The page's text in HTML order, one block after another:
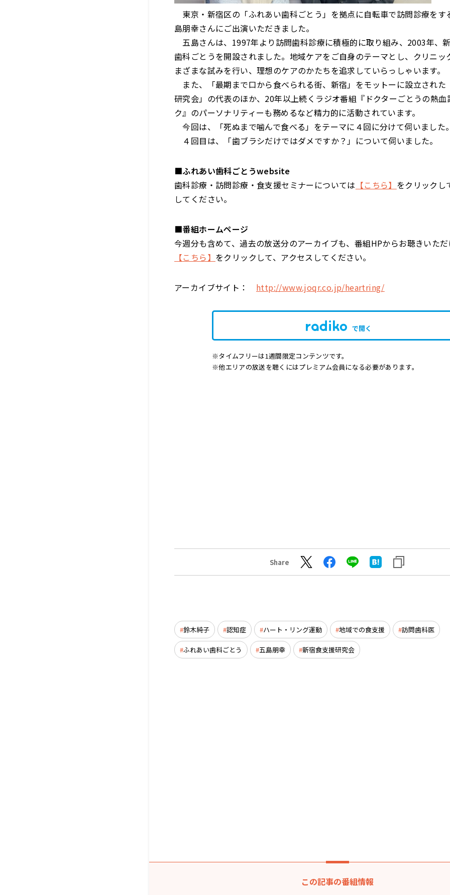
東京・新宿区の「ふれあい歯科ごとう」を拠点に自転車で訪問診療をす
島朋幸さんにご出演いただきました。
五島さんは、1997年より訪問歯科診療に積極的に取り組み、2003年、
歯科ごとうを開設されました。地域ケアをご自身のテーマとし、クリニッ
まざまな試みを行い、理想のケアのかたちを追求していらっしゃいます。
また、「最期まで口から食べられる街、新宿」をモットーに設立された
研究会」の代表のほか、20年以上続くラジオ番組『ドクターごとうの熱血
ク』のパーソナリティーも務めるなど精力的に活動されています。
今回は、「死ぬまで噛んで食べる」をテーマに４回に分けて伺いました
４回目は、「歯ブラシだけではダメですか？」について伺いました。
■ふれあい歯科ごとうwebsite
歯科診療・訪問診療・食支援セミナーについては 【こちら】 をクリックし
してください。
■番組ホームページ
今週分も含めて、過去の放送分のアーカイブも、番組HPからお聴きいた
【こちら】 をクリックして、アクセスしてください。
アーカイブサイト： http://www.joqr.co.jp/heartring/
で開く
※タイムフリーは1週間限定コンテンツです。
※他エリアの放送を聴くにはプレミアム会員になる必要があります。
Share
鈴木純子 認知症 ハート・リング運動 地域での食支援 訪問歯科医
ふれあい歯科ごとう 五島朋幸 新宿食支援研究会
この記事の番組情報